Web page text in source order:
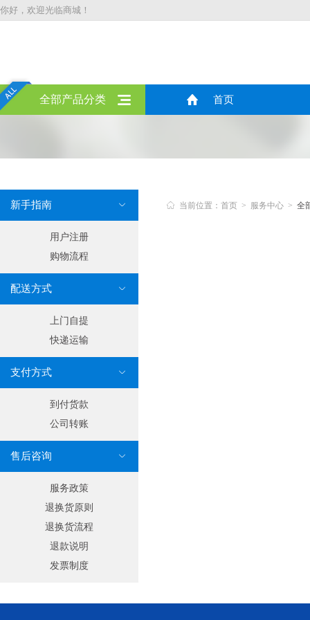
你好，欢迎光临商城！
全部产品分类 首页

新手指南
用户注册
购物流程

配送方式
上门自提
快递运输

支付方式
到付货款
公司转账

售后咨询
服务政策
退换货原则
退换货流程
退款说明
发票制度
 当前位置：首页 > 服务中心 > 全